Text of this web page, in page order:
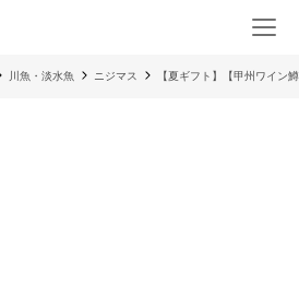
川魚・淡水魚 ニジマス 【夏ギフト】【甲州ワイン